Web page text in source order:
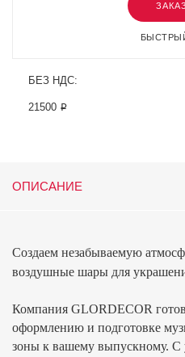
БЕЗ НДС:
21500 ₽
ОПИСАНИЕ
Создаем незабываемую
воздушные шары для
Компания GLORDECOR
оформлению и подготовке
зоны к вашему выпускному. С